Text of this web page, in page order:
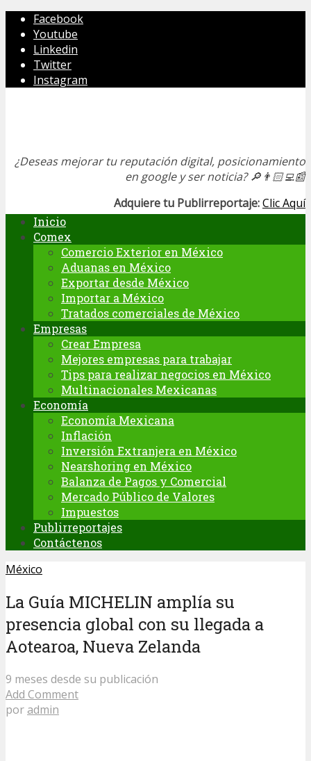
Facebook
Youtube
Linkedin
Twitter
Instagram
¿Deseas mejorar tu reputación digital, posicionamiento
en google y ser noticia?🔎👨🏻‍💻📰
Adquiere tu Publirreportaje:Clic Aquí
Inicio
Comex
Comercio Exterior en México
Aduanas en México
Exportar desde México
Importar a México
Tratados comerciales de México
Empresas
Crear Empresa
Mejores empresas para trabajar
Tips para realizar negocios en México
Multinacionales Mexicanas
Economía
Economía Mexicana
Inflación
Inversión Extranjera en México
Nearshoring en México
Balanza de Pagos y Comercial
Mercado Público de Valores
Impuestos
Publirreportajes
Contáctenos
México
La Guía MICHELIN amplía su
presencia global con su llegada a
Aotearoa, Nueva Zelanda
9 meses desde su publicación
Add Comment
poradmin